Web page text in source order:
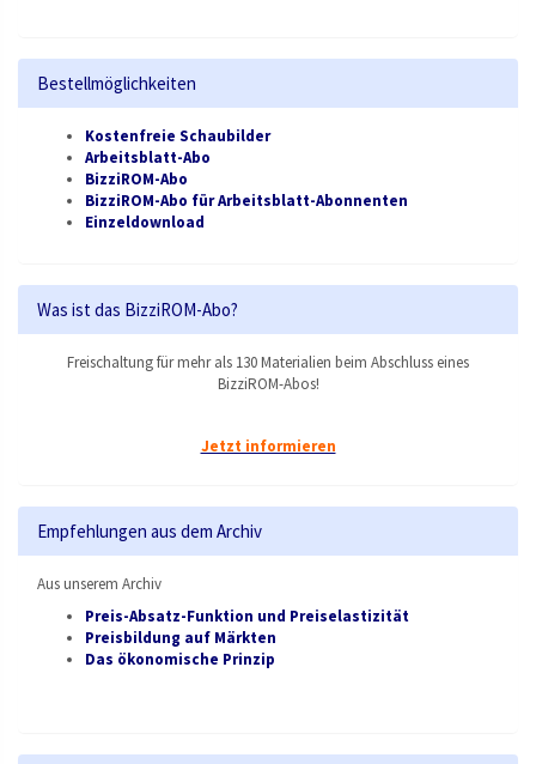
Bestellmöglichkeiten
Kostenfreie Schaubilder
Arbeitsblatt-Abo
BizziROM-Abo
BizziROM-Abo für Arbeitsblatt-Abonnenten
Einzeldownload
Was ist das BizziROM-Abo?
Freischaltung für mehr als 130 Materialien beim Abschluss eines
BizziROM-Abos!
Jetzt informieren
Empfehlungen aus dem Archiv
Aus unserem Archiv
Preis-Absatz-Funktion und Preiselastizität
Preisbildung auf Märkten
Das ökonomische Prinzip